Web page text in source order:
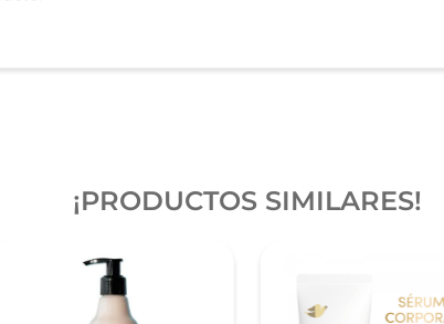
¡PRODUCTOS SIMILARES!